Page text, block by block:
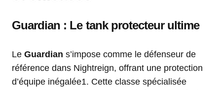
Guardian : Le tank protecteur ultime
Le Guardian s’impose comme le défenseur de
référence dans Nightreign, offrant une protection
d’équipe inégalée1. Cette classe spécialisée